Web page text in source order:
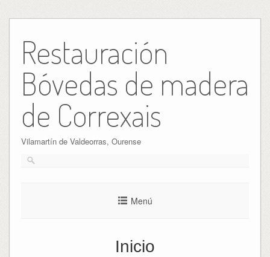
contenido
Restauración
Bóvedas de madera
de Correxais
Vilamartín de Valdeorras, Ourense
Menú
Inicio